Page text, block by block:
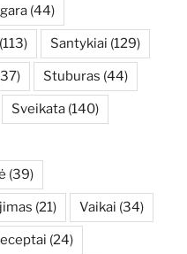
(44)
(113) Santykiai (129)
Stuburas (44)
Sveikata (140)
(39)
(21) Vaikai (34)
(24)